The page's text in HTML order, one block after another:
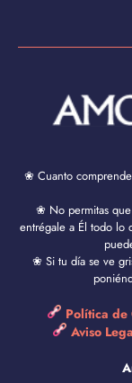
❀ Cuanto
❀ No permitas
entrégale a Él todo lo
❀ Si tu día se ve
Política de
Aviso